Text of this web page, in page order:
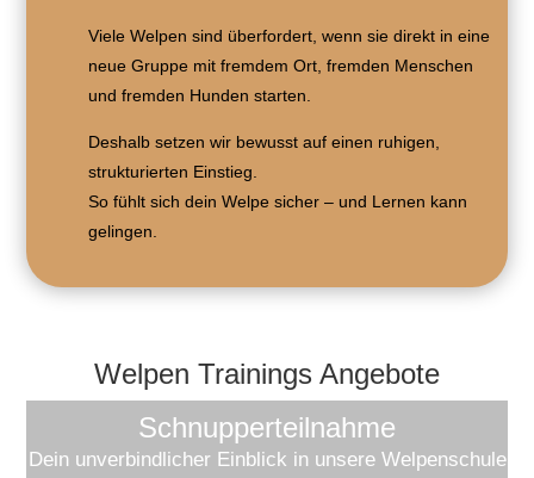
Viele Welpen sind überfordert, wenn sie direkt in eine
neue Gruppe mit fremdem Ort, fremden Menschen
und fremden Hunden starten.
Deshalb setzen wir bewusst auf einen ruhigen,
strukturierten Einstieg.
So fühlt sich dein Welpe sicher – und Lernen kann
gelingen.
Welpen Trainings Angebote
Schnupperteilnahme
Dein unverbindlicher Einblick in unsere Welpenschule